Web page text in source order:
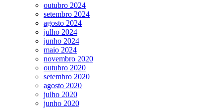
outubro 2024
setembro 2024
agosto 2024
julho 2024
junho 2024
maio 2024
novembro 2020
outubro 2020
setembro 2020
agosto 2020
julho 2020
junho 2020